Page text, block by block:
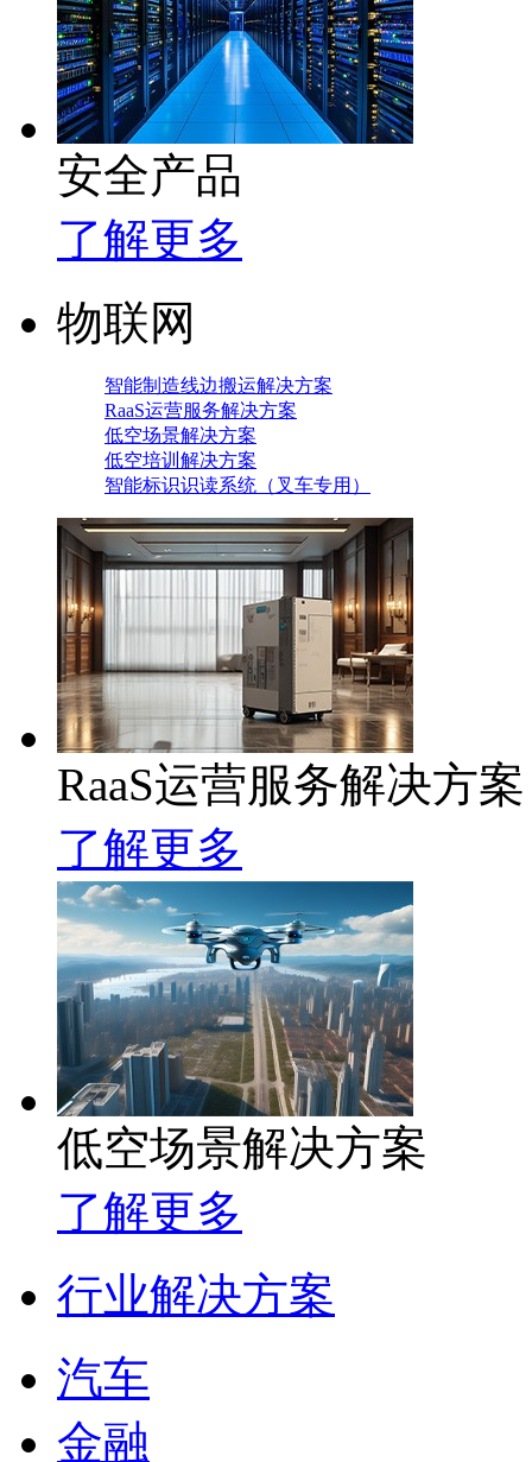
安全产品
了解更多
物联网
智能制造线边搬运解决方案
RaaS运营服务解决方案
低空场景解决方案
低空培训解决方案
智能标识识读系统（叉车专用）
RaaS运营服务解决方案
了解更多
低空场景解决方案
了解更多
行业解决方案
汽车
金融